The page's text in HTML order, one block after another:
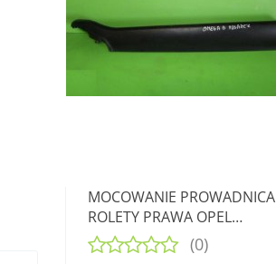
MOCOWANIE PROWADNICA
ROLETY PRAWA OPEL
OMEGA B
(0)